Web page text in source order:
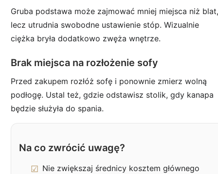
Gruba podstawa może zajmować mniej miejsca niż
lecz utrudnia swobodne ustawienie stóp. Wizualnie
ciężka bryła dodatkowo zwęża wnętrze.
Brak miejsca na rozłożenie sofy
Przed zakupem rozłóż sofę i ponownie zmierz wolną
podłogę. Ustal też, gdzie odstawisz stolik, gdy kanapa
będzie służyła do spania.
Na co zwrócić uwagę?
Nie zwiększaj średnicy kosztem głównego